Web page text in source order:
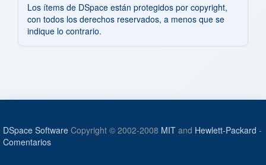
Los ítems de DSpace están protegidos por copyright,
con todos los derechos reservados, a menos que se
indique lo contrario.
DSpace Software Copyright © 2002-2008 MIT and Hewlett-Packard -
Comentarios